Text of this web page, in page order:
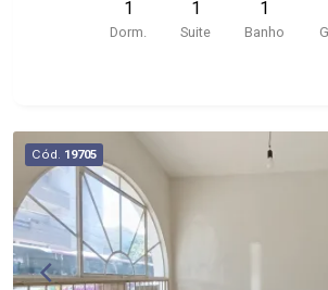
Cozinha Integrada; - Varanda; -
elevador, portaria 24 horas e lazer.
1
Dorm.
1
Suite
1
Banho
Cód. 19705